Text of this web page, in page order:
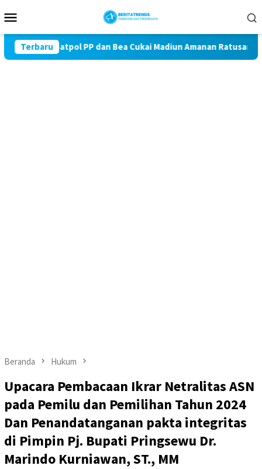
ke
Mobile
Terbaru
Satpol PP dan Bea Cukai Madiun Amanan Ratusan Batang
Beranda Hukum
Upacara Pembacaan Ikrar Netralitas ASN
pada Pemilu dan Pemilihan Tahun 2024
Dan Penandatanganan pakta integritas
di Pimpin Pj. Bupati Pringsewu Dr.
Marindo Kurniawan, ST., MM